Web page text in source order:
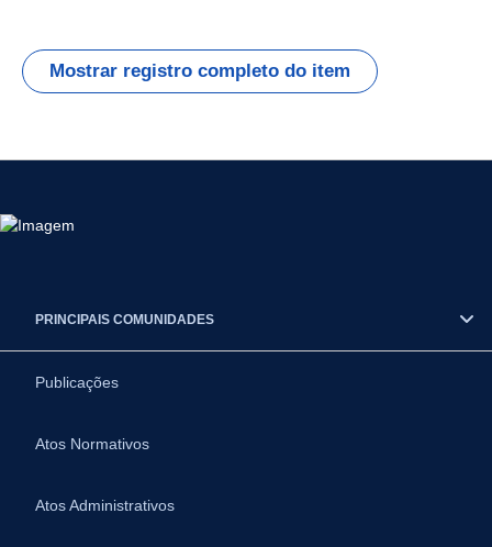
Mostrar registro completo do item
PRINCIPAIS COMUNIDADES
Publicações
Atos Normativos
Atos Administrativos